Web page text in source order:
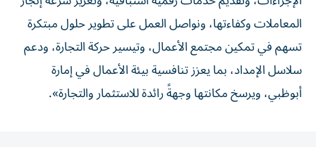
المعاملات وكفاءتها، ونواصل العمل على تطوير حلول مبتكرة
تسهم في تمكين مجتمع الأعمال، وتيسير حركة التجارة، ودعم
سلاسل الإمداد، بما يعزز تنافسية بيئة الأعمال في إمارة
أبوظبي، ويرسخ مكانتها وجهةً رائدة للاستثمار والتجارة».